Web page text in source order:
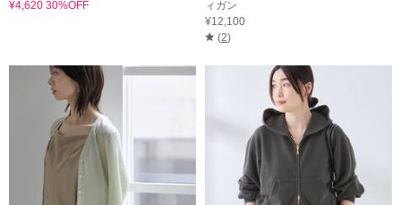
¥4,620 30%OFF
ィガン
¥12,100
(2)